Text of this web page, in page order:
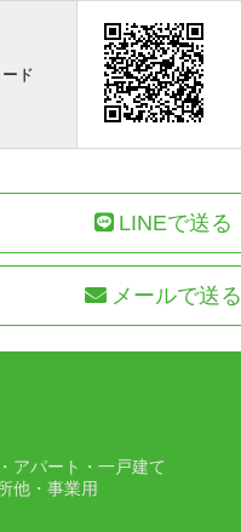
ド
LINEで送る
メールで送る
アパート・一戸建て
他・事業用